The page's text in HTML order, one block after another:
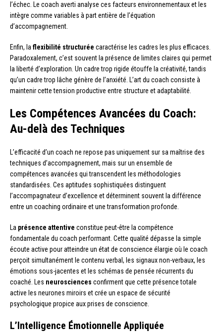
l’échec. Le coach averti analyse ces facteurs environnementaux et les
intègre comme variables à part entière de l’équation
d’accompagnement.
Enfin, la flexibilité structurée caractérise les cadres les plus efficaces.
Paradoxalement, c’est souvent la présence de limites claires qui permet
la liberté d’exploration. Un cadre trop rigide étouffe la créativité, tandis
qu’un cadre trop lâche génère de l’anxiété. L’art du coach consiste à
maintenir cette tension productive entre structure et adaptabilité.
Les Compétences Avancées du Coach:
Au-delà des Techniques
L’efficacité d’un coach ne repose pas uniquement sur sa maîtrise des
techniques d’accompagnement, mais sur un ensemble de
compétences avancées qui transcendent les méthodologies
standardisées. Ces aptitudes sophistiquées distinguent
l’accompagnateur d’excellence et déterminent souvent la différence
entre un coaching ordinaire et une transformation profonde.
La présence attentive constitue peut-être la compétence
fondamentale du coach performant. Cette qualité dépasse la simple
écoute active pour atteindre un état de conscience élargie où le coach
perçoit simultanément le contenu verbal, les signaux non-verbaux, les
émotions sous-jacentes et les schémas de pensée récurrents du
coaché. Les neurosciences confirment que cette présence totale
active les neurones miroirs et crée un espace de sécurité
psychologique propice aux prises de conscience.
L’Intelligence Émotionnelle Appliquée